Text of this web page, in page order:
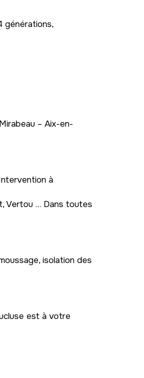
générations,
– Aix-en-
à
Vertou … Dans toutes
isolation des
est à votre